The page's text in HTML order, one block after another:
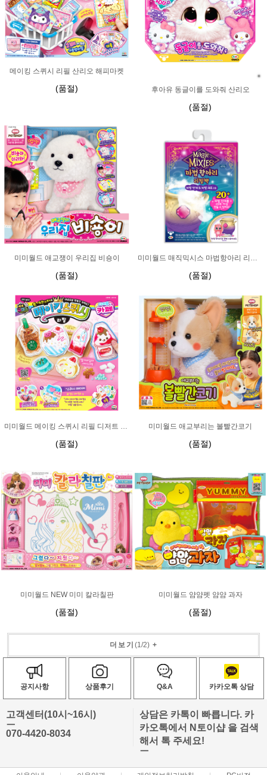
메이킹 스퀴시 리필 산리오 해피마켓
(품절) 후아유 동글이를 도와줘 산리오
(품절)
미미월드 애교쟁이 우리집 비숑이
(품절)
미미월드 매직믹시스 마법항아리 리필팩
(품절)
미미월드 메이킹 스퀴시 리필 디저트 카페
(품절)
미미월드 애교부리는 볼빨간코기
(품절)
미미월드 NEW 미미 칼라칠판
(품절)
미미월드 얌얌펫 얌얌 과자
(품절)
더보기 (1/2)+
공지사항 상품후기 Q&A 카카오톡 상담
고객센터(10시~16시)
ㅡ
070-4420-8034
상담은 카톡이 빠릅니다. 카
카오톡에서 N토이샵 을 검색
해서 톡 주세요!
ㅡ